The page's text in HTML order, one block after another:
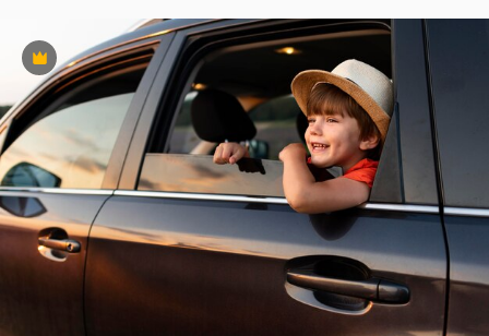
Premium